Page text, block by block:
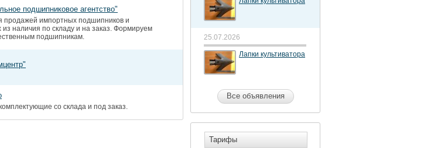
подшипниковое агентство"
продажей импортных подшипников и
наличия по складу и на заказ. Формируем
подшипникам.
со склада и под заказ.
25.07.2026
Лапки культиватора
Все объявления
Тарифы